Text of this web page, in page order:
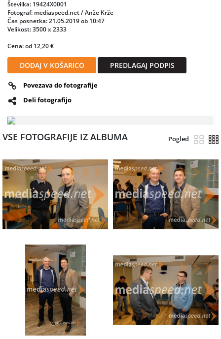
Številka: 19424X0001
Fotograf: mediaspeed.net / Anže Krže
Čas posnetka: 21.05.2019 ob 10:47
Velikost: 3500 x 2333
Cena: od 12,20 €
DODAJ V KOŠARICO PREDLAGAJ PODPIS
Povezava do fotografije
Deli fotografijo
VSE FOTOGRAFIJE IZ ALBUMA Pogled